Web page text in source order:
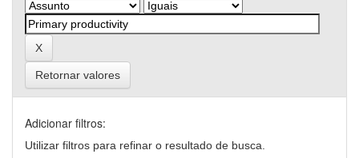
Retornar valores
Adicionar filtros:
Utilizar filtros para refinar o resultado de busca.